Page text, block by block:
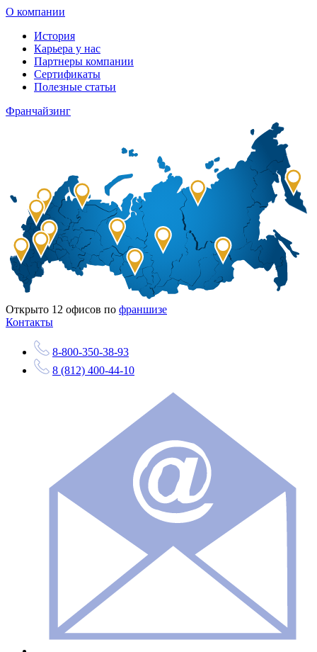
О компании
История
Карьера у нас
Партнеры компании
Сертификаты
Полезные статьи
Франчайзинг
Открыто 12 офисов по франшизе
Контакты
8-800-350-38-93
8 (812) 400-44-10